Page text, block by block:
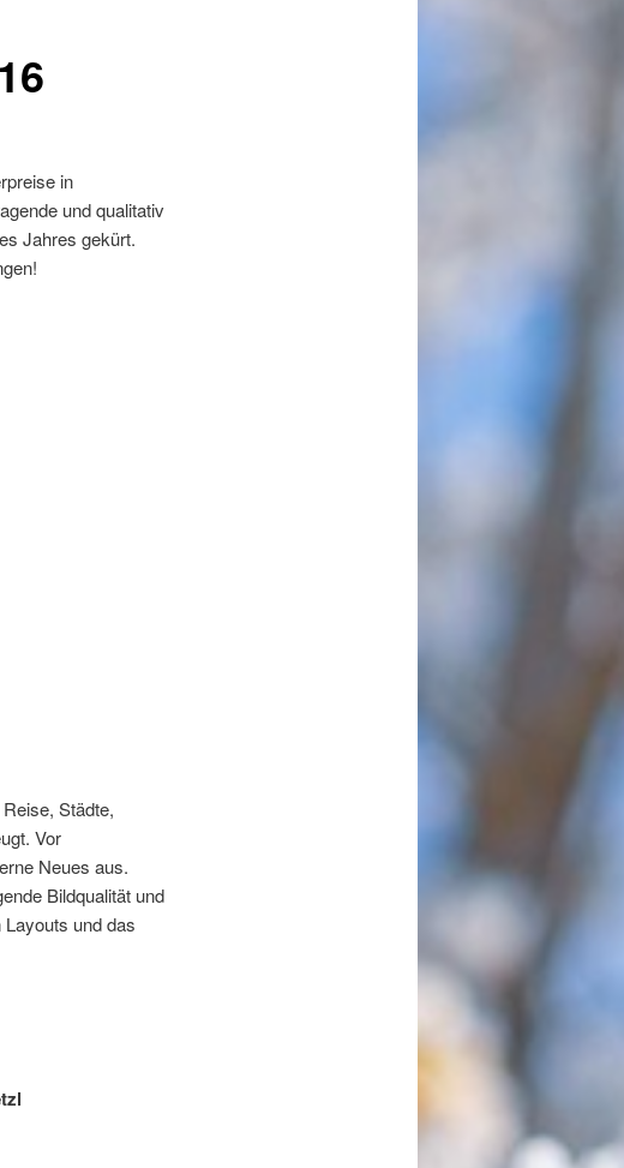
in
und qualitativ
Jahres gekürt.
Städte,
Vor
Neues aus.
Bildqualität und
und das